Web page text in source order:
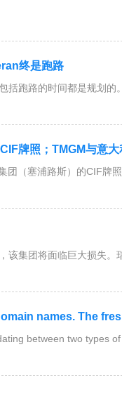
终是跑路
跑路的时间都是规划的
·布冯合作；Britannia Global Markets推
团（塞浦路斯）的CIF牌
该集团将面临巨大损失。
The fresh dating
between two types